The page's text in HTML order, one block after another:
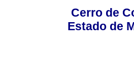
Cerro de
Estado de